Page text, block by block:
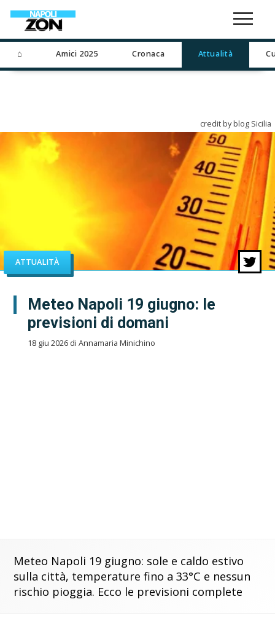
⌂ Amici 2025 Cronaca Attualità
credit by blog Sicilia
ATTUALITÀ
Meteo Napoli 19 giugno: le
previsioni di domani
18 giu 2026 di Annamaria Minichino
Meteo Napoli 19 giugno: sole e caldo estivo
sulla città, temperature fino a 33°C e nessun
rischio pioggia. Ecco le previsioni complete